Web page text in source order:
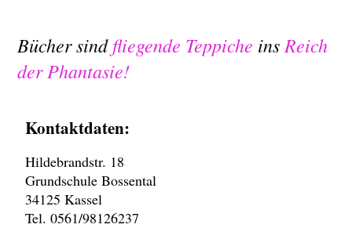
Büchersindfliegende Teppiche ins Reich
der Phantasie!
Kontaktdaten:
Hildebrandstr. 18
Grundschule Bossental
34125 Kassel
Tel. 0561/98126237